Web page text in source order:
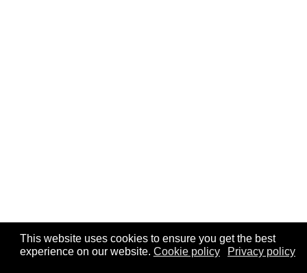
This website uses cookies to ensure you get the best
experience on our website. Cookie policy Privacy policy